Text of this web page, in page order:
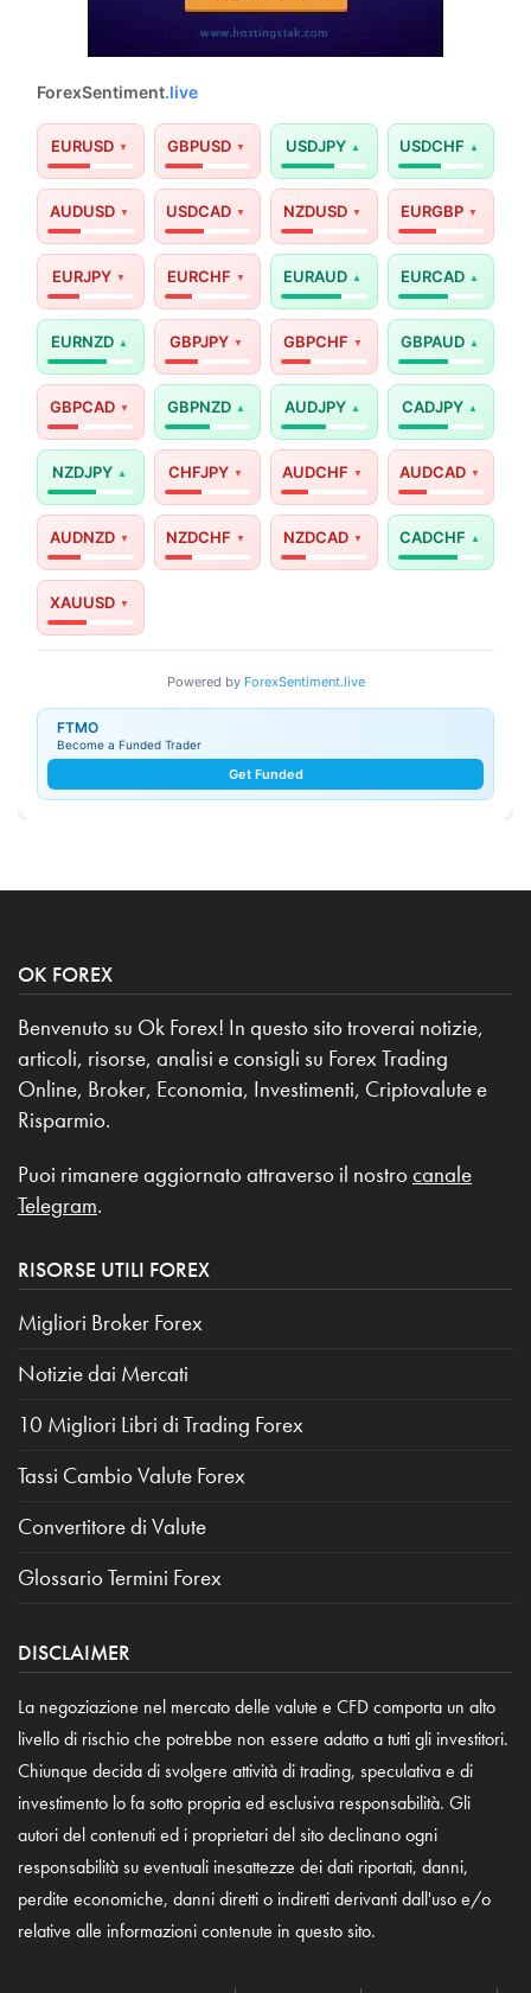
ForexSentiment.live
EURUSD GBPUSD USDJPY USDCHF
AUDUSD USDCAD NZDUSD EURGBP
EURJPY EURCHF EURAUD EURCAD
EURNZD GBPJPY GBPCHF GBPAUD
GBPCAD GBPNZD AUDJPY CADJPY
NZDJPY CHFJPY AUDCHF AUDCAD
AUDNZD NZDCHF NZDCAD CADCHF
XAUUSD
Powered by ForexSentiment.live
FTMO
Become a Funded Trader
Get Funded
OK FOREX
Benvenuto su Ok Forex! In questo sito troverai notizie,
articoli, risorse, analisi e consigli su Forex Trading
Online, Broker, Economia, Investimenti, Criptovalute e
Risparmio.
Puoi rimanere aggiornato attraverso il nostro canale
Telegram.
RISORSE UTILI FOREX
Migliori Broker Forex
Notizie dai Mercati
10 Migliori Libri di Trading Forex
Tassi Cambio Valute Forex
Convertitore di Valute
Glossario Termini Forex
DISCLAIMER
La negoziazione nel mercato delle valute e CFD comporta un alto
livello di rischio che potrebbe non essere adatto a tutti gli investitori.
Chiunque decida di svolgere attività di trading, speculativa e di
investimento lo fa sotto propria ed esclusiva responsabilità. Gli
autori del contenuti ed i proprietari del sito declinano ogni
responsabilità su eventuali inesattezze dei dati riportati, danni,
perdite economiche, danni diretti o indiretti derivanti dall'uso e/o
relative alle informazioni contenute in questo sito.